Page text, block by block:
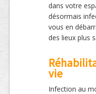
dans votre
désormais
vous en
des lieux plus
vie
Infection au